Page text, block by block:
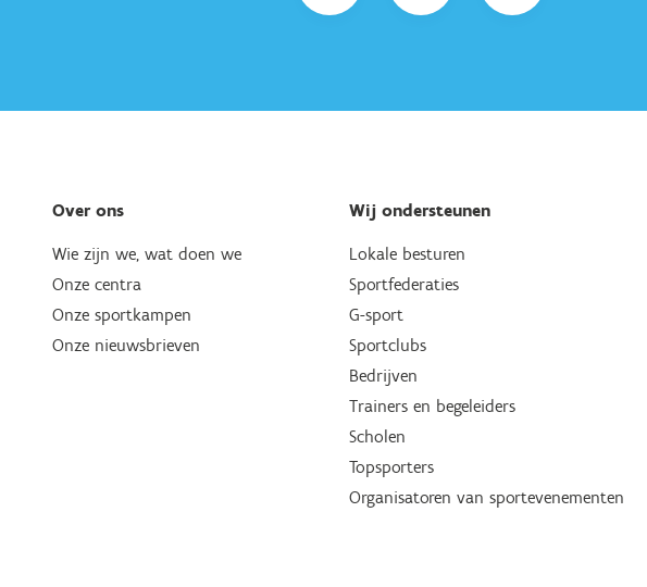
Over ons
Wie zijn we, wat doen we
Onze centra
Onze sportkampen
Onze nieuwsbrieven
Wij ondersteunen
Lokale besturen
Sportfederaties
G-sport
Sportclubs
Bedrijven
Trainers en begeleiders
Scholen
Topsporters
Organisatoren van sportevenementen